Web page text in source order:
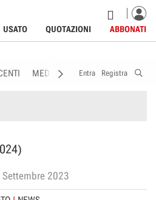
USATO QUOTAZIONI ABBONATI
MEDIA MEMBRI
Entra Registra
Settembre 2023